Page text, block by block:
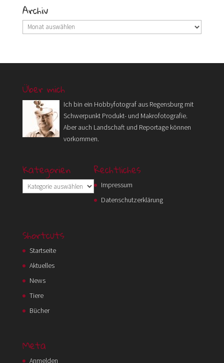
Archiv
Archiv
Über mich
Ich bin ein Hobbyfotograf aus Regensburg mit
Schwerpunkt Produkt- und Makrofotografie.
Aber auch Landschaft und Reportage können
vorkommen.
Kategorien
Kategorien
Rechtliches
Impressum
Datenschutzerklärung
Shortcuts
Startseite
Aktuelles
News
Tiere
Bücher
Meta
Anmelden